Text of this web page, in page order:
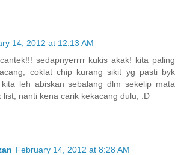
14, 2012 at 12:13 AM
sedapnyerrrr kukis akak! kita paling
coklat chip kurang sikit yg pasti byk
leh abiskan sebalang dlm sekelip mata
list, nanti kena carik kekacang dulu, :D
February 14, 2012 at 8:28 AM